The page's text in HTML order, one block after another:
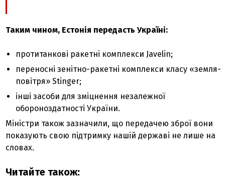
Таким чином, Естонія передасть Україні:
протитанкові ракетні комплекси Javelin;
переносні зенітно-ракетні комплекси класу «земля-
повітря» Stinger;
інші засоби для зміцнення незалежної
обороноздатності України.
Міністри також зазначили, що передачею зброї вони
показують свою підтримку нашій державі не лише на
словах.
Читайте також: